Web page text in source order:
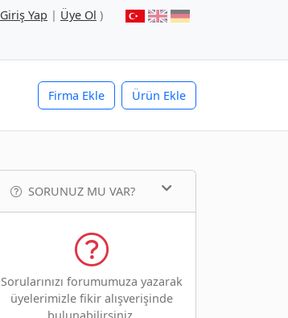
Giriş Yap | Üye Ol )
Firma Ekle Ürün Ekle
SORUNUZ MU VAR?
Sorularınızı forumumuza yazarak
üyelerimizle fikir alışverişinde
bulunabilirsiniz.